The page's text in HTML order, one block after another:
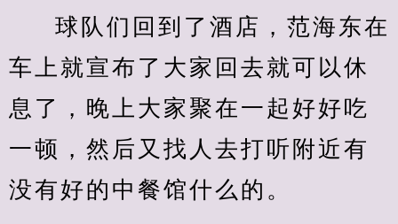
球队们回到了酒店，范海东在
车上就宣布了大家回去就可以休
息了，晚上大家聚在一起好好吃
一顿，然后又找人去打听附近有
没有好的中餐馆什么的。